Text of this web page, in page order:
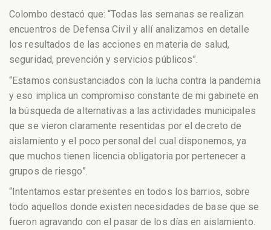
Colombo destacó que: “Todas las semanas se realizan
encuentros de Defensa Civil y allí analizamos en detalle
los resultados de las acciones en materia de salud,
seguridad, prevención y servicios públicos”.
“Estamos consustanciados con la lucha contra la pandemia
y eso implica un compromiso constante de mi gabinete en
la búsqueda de alternativas a las actividades municipales
que se vieron claramente resentidas por el decreto de
aislamiento y el poco personal del cual disponemos, ya
que muchos tienen licencia obligatoria por pertenecer a
grupos de riesgo”.
“Intentamos estar presentes en todos los barrios, sobre
todo aquellos donde existen necesidades de base que se
fueron agravando con el pasar de los días en aislamiento.